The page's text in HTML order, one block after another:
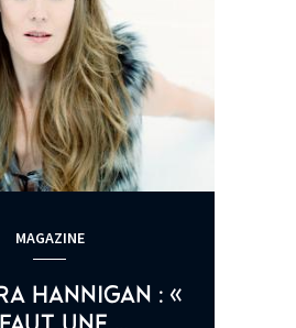
MAGAZINE
HANNIGAN : «